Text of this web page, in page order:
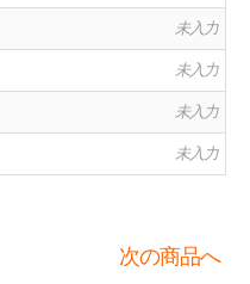
未入力
未入力
未入力
未入力
次の商品へ